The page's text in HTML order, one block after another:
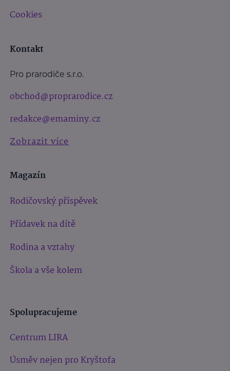
Cookies
Kontakt
Pro prarodiče s.r.o.
obchod@proprarodice.cz
redakce@emaminy.cz
Zobrazit více
Magazín
Rodičovský příspěvek
Přídavek na dítě
Rodina a vztahy
Škola a vše kolem
Spolupracujeme
Centrum LIRA
Úsměv nejen pro Kryštofa